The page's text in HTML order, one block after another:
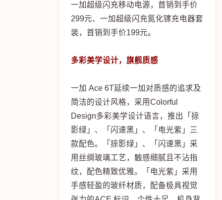
一加超级闪充移动电源，首销到手价
299元、一加超级闪充氮化镓充电器套
装，首销到手价199元。
多彩美学设计，旗舰质感
一加 Ace 6T延续一加对质感的追求及
简洁的设计风格，采用Colorful
Design多彩美学设计语言，推出「掠
影绿」、「闪速黑」、「电光紫」三
款配色。「掠影绿」、「闪速黑」采
用丝绸玻璃工艺，触感细腻且不沾指
纹，配色精致优雅。「电光紫」采用
手感轻盈的玻纤材质，配备极具视觉